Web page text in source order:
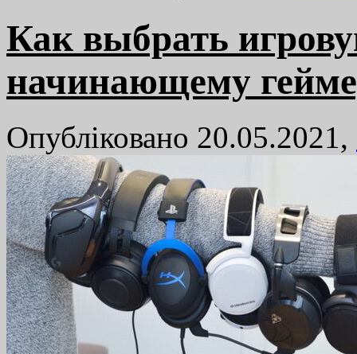
Как выбрать
начинающему
Опубліковано 20.05.2021,